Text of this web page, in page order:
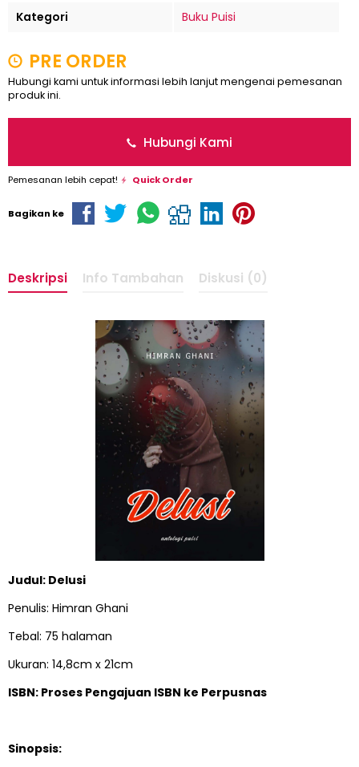
Kategori
Buku Puisi
PRE ORDER
Hubungi kami untuk informasi lebih lanjut mengenai pemesanan
produk ini.
Hubungi Kami
Pemesanan lebih cepat! Quick Order
Bagikan ke
Deskripsi Info Tambahan Diskusi (0)
Judul: Delusi
Penulis: Himran Ghani
Tebal: 75 halaman
Ukuran: 14,8cm x 21cm
ISBN: Proses Pengajuan ISBN ke Perpusnas
Sinopsis: